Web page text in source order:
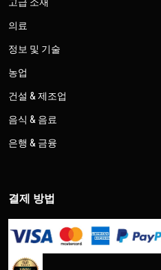
의료
정보 및 기술
농업
건설 & 제조업
음식 & 음료
은행 & 금융
결제 방법